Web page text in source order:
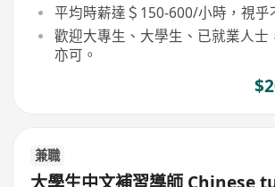
平均時薪達＄150-600/小時，視乎
歡迎大專生、大學生、已就業人士
亦可。
兼職